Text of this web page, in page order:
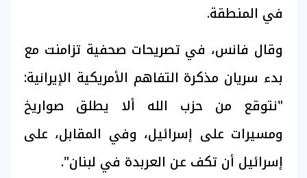
في المنطقة.
وقال فانس، في تصريحات صحفية تزامنت مع
بدء سريان مذكرة التفاهم الأمريكية الإيرانية:
"نتوقع من حزب الله ألا يطلق صواريخ
ومسيرات على إسرائيل، وفي المقابل، على
إسرائيل أن تكف عن العربدة في لبنان".